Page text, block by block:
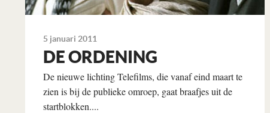
5 januari 2011
DE ORDENING
De nieuwe lichting Telefilms, die vanaf eind maart te
zien is bij de publieke omroep, gaat braafjes uit de
startblokken....